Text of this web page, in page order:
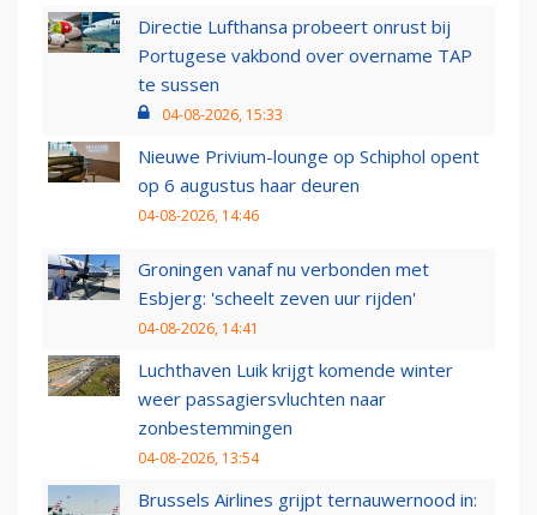
Directie Lufthansa probeert onrust bij
Portugese vakbond over overname TAP
te sussen
04-08-2026, 15:33
Nieuwe Privium-lounge op Schiphol opent
op 6 augustus haar deuren
04-08-2026, 14:46
Groningen vanaf nu verbonden met
Esbjerg: 'scheelt zeven uur rijden'
04-08-2026, 14:41
Luchthaven Luik krijgt komende winter
weer passagiersvluchten naar
zonbestemmingen
04-08-2026, 13:54
Brussels Airlines grijpt ternauwernood in: